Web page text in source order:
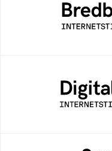
Öppen digital
för alla